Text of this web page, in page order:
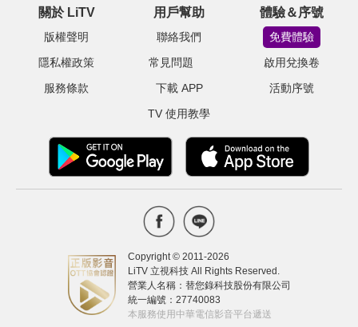
關於 LiTV
版權聲明
隱私權政策
服務條款
用戶幫助
聯絡我們
常見問題
下載 APP
TV 使用教學
體驗＆序號
免費體驗
啟用兌換卷
活動序號
Copyright © 2011-2026
LiTV 立視科技 All Rights Reserved.
營業人名稱：替您錄科技股份有限公司
統一編號：27740083
本服務使用中華電信影音平台遞送